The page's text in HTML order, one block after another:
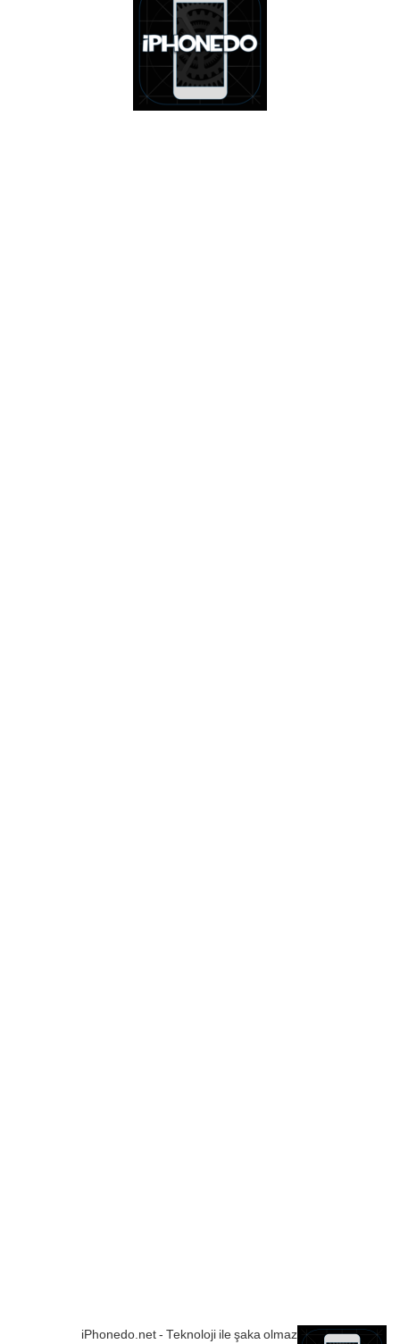
iPhonedo.net - Teknoloji ile şaka olmaz